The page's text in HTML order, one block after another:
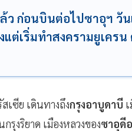
ว ก่อนบินต่อไปซาอุฯ วัน
ต่เริ่มทำสงครามยูเครน
เซีย เดินทางถึงกรุงอาบูดาบี
รุงริยาด เมืองหลวงของซาอุดี